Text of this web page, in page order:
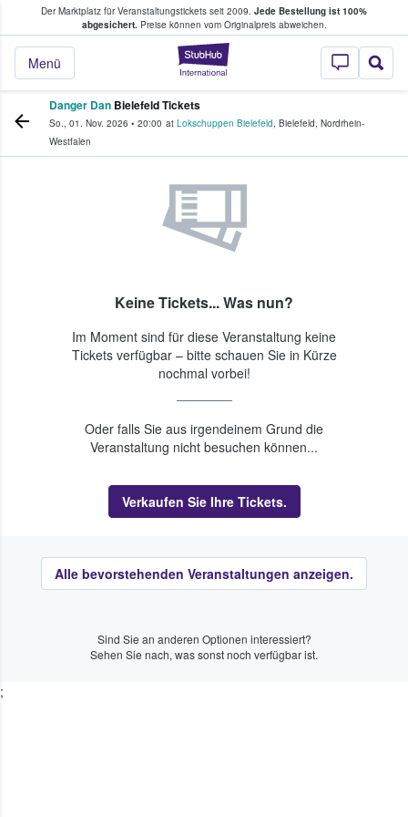
Der Marktplatz für Veranstaltungstickets seit 2009. Jede Bestellung ist 100%
abgesichert.Preise können vom Originalpreis abweichen.
StubHub - Wo
Menü
Tickets kaufen & verkaufen
Danger Dan Bielefeld Tickets
So., 01. Nov. 2026 • 20:00 at Lokschuppen Bielefeld, Bielefeld, Nordrhein-
Westfalen
Keine Tickets... Was nun?
Im Moment sind für diese Veranstaltung keine
Tickets verfügbar – bitte schauen Sie in Kürze
nochmal vorbei!
Oder falls Sie aus irgendeinem Grund die
Veranstaltung nicht besuchen können...
Verkaufen Sie Ihre Tickets.
Alle bevorstehenden Veranstaltungen anzeigen.
Sind Sie an anderen Optionen interessiert?
Sehen Sie nach, was sonst noch verfügbar ist.
;